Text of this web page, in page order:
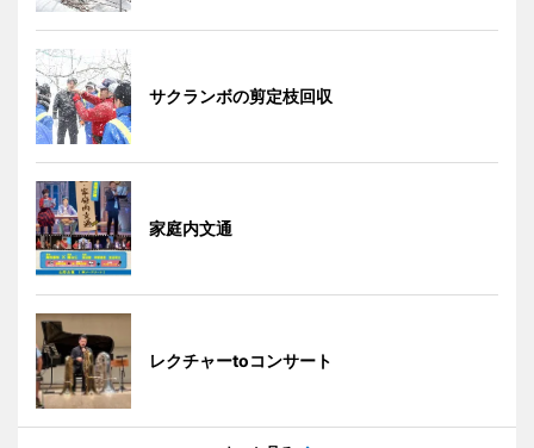
サクランボの剪定枝回収
家庭内文通
レクチャーtoコンサート